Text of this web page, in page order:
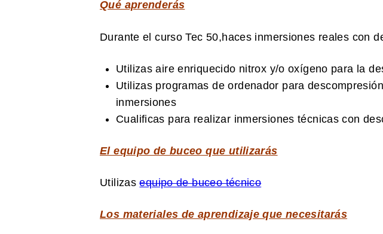
Qué aprenderás
Durante el curso Tec 50,haces inmersiones reales con
Utilizas aire enriquecido nitrox y/o oxígeno para la
Utilizas programas de ordenador para
inmersiones
Cualificas para realizar inmersiones técnicas con
El equipo de buceo que utilizarás
Utilizasequipo de buceo técnico
Los materiales de aprendizaje que necesitarás